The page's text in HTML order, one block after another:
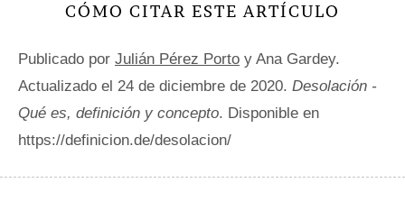
CÓMO CITAR ESTE ARTÍCULO
Publicado por Julián Pérez Porto y Ana Gardey.
Actualizado el 24 de diciembre de 2020. Desolación -
Qué es, definición y concepto. Disponible en
https://definicion.de/desolacion/